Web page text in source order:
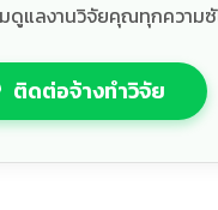
ดูแลงานวิจัยคุณทุกความซั
ติดต่อจ้างทำวิจัย